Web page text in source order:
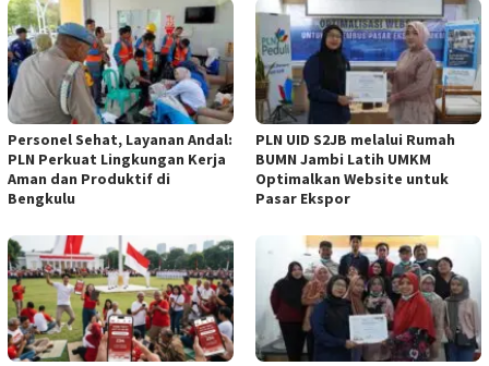
Personel Sehat, Layanan Andal:
PLN Perkuat Lingkungan Kerja
Aman dan Produktif di
Bengkulu
PLN UID S2JB melalui Rumah
BUMN Jambi Latih UMKM
Optimalkan Website untuk
Pasar Ekspor